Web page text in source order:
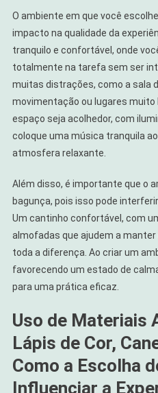
O ambiente em que você
impacto na qualidade da
tranquilo e confortável, onde
totalmente na tarefa sem ser
muitas distrações, como a sala
movimentação ou lugares muito
espaço seja acolhedor, com
coloque uma música tranquila
atmosfera relaxante.
Além disso, é importante que o
bagunça, pois isso pode
Um cantinho confortável, com
almofadas que ajudem a
toda a diferença. Ao criar um
favorecendo um estado de
para uma prática eficaz.
Uso de Materiais
Lápis de Cor,
Como a Escolha
Influenciar a